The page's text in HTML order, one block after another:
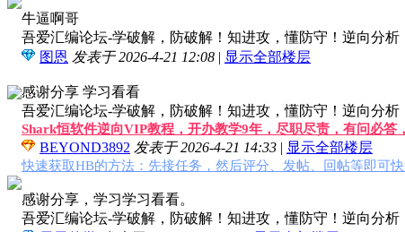
牛逼啊哥
吾爱汇编论坛-学破解，防破解！知进攻，懂防守！逆向分析
图恩 发表于 2026-4-21 12:08 | 显示全部楼层
感谢分享 学习看看
吾爱汇编论坛-学破解，防破解！知进攻，懂防守！逆向分析
Shark恒软件逆向VIP教程，开办教学9年，尽职尽责，有问必
BEYOND3892 发表于 2026-4-21 14:33 | 显示全部楼层
快速获取HB的方法：先接任务，然后评分、发帖、回帖等即可
感谢分享，学习学习看看。
吾爱汇编论坛-学破解，防破解！知进攻，懂防守！逆向分析